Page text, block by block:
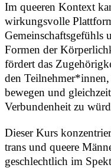
Im queeren Kontext
wirkungsvolle
Gemeinschaftsgefühls
Formen der
fördert das
den
bewegen und
Verbundenheit zu
Dieser Kurs
trans und queere
geschlechtlich im